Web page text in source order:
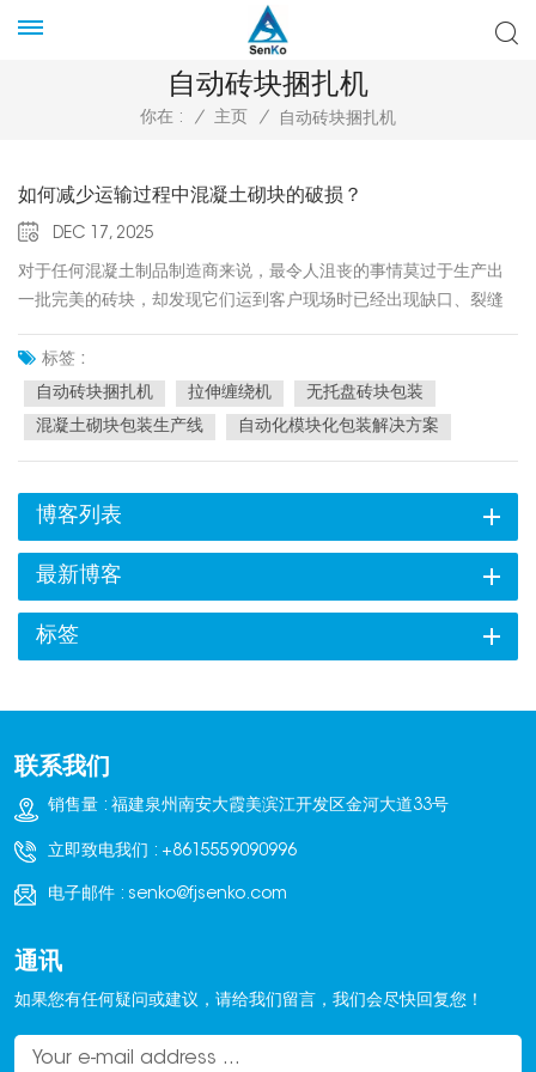
自动砖块捆扎机
你在 : / 主页 / 自动砖块捆扎机
如何减少运输过程中混凝土砌块的破损？
DEC 17, 2025
对于任何混凝土制品制造商来说，最令人沮丧的事情莫过于生产出
一批完美的砖块，却发现它们运到客户现场时已经出现缺口、裂缝
关乎材料损失的成本，还包括重新运输、废物处理的成本，以及最
重要的，对品牌声誉造成的损害。虽然您无法控制路况或卡车司机
的驾驶习惯，但您可以控制产品在运输前的准备工作。在本指南
中，我们将探讨破损的根本原因，以及现代自动化技术——特别是
之前，我们必须了解其中的物理原理。混凝土砌块和铺路石在运输
过程中破损通常是由于以下三个主要因素造成的：振动：持续的低
强度振动会导致松动的砖块相互摩擦（磨损）。冲击：突然停车或
遇到坑洼会导致“冲击载荷”，使整个托盘发生位移。压缩损失：如果
包装松动，立方体的结构完整性就会丧失，导致坍塌。解决方案是
什么？固定。你需要把一堆零散的砖块变成一个单一的、坚固的、
这是……的地方 自动砖块捆扎机 变得至关重要。水平绑带：这可以
垂直捆扎带：这可以将货物固定到托盘（或底层）上，确保卡车遇
到颠簸时，货物堆不会跳动。自动化为何重要： 仙科的自动化系统
会过紧而损坏产品的边角——这种平衡几乎是人工操作无法实现
护角，以防止绑带损坏。方案二：拉伸包装的“力场”虽然捆扎带能提
供结构稳定性，但它无法防止表面磨损或环境因素的影响。如果你
前就损坏其外观。整合 拉伸缠绕机 您的线路可提供双重保护：负载
标签 :
自动砖块捆扎机
拉伸缠绕机
无托盘砖块包装
混凝土砌块包装生产线
自动化模块化包装解决方案
博客列表
最新博客
标签
联系我们
销售量 : 福建泉州南安大霞美滨江开发区金河大道33号
立即致电我们 : +8615559090996
电子邮件 : senko@fjsenko.com
通讯
如果您有任何疑问或建议，请给我们留言，我们会尽快回复您！